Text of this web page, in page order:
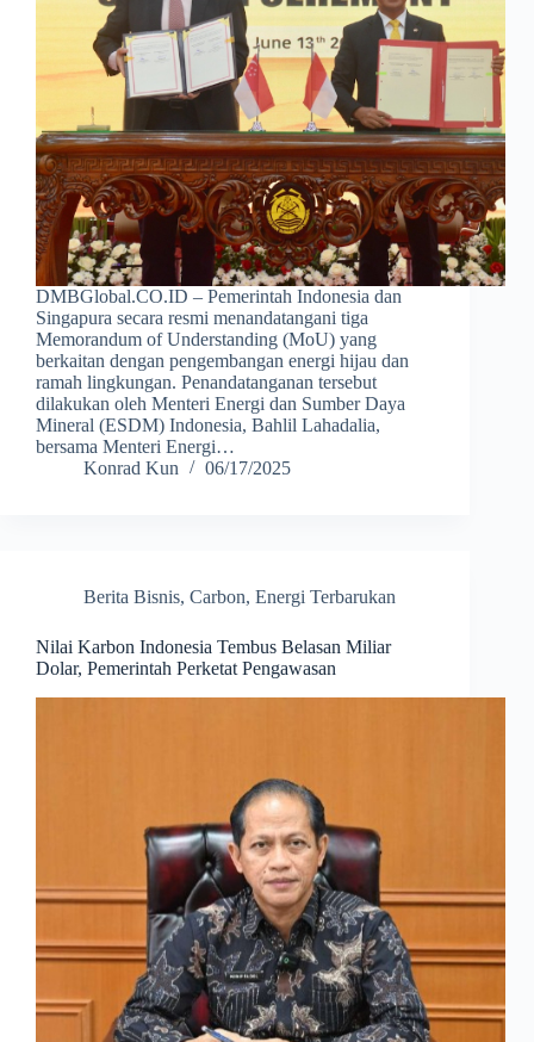
DMBGlobal.CO.ID – Pemerintah Indonesia dan
Singapura secara resmi menandatangani tiga
Memorandum of Understanding (MoU) yang
berkaitan dengan pengembangan energi hijau dan
ramah lingkungan. Penandatanganan tersebut
dilakukan oleh Menteri Energi dan Sumber Daya
Mineral (ESDM) Indonesia, Bahlil Lahadalia,
bersama Menteri Energi…
Konrad Kun
06/17/2025
Berita Bisnis, Carbon, Energi Terbarukan
Nilai Karbon Indonesia Tembus Belasan Miliar
Dolar, Pemerintah Perketat Pengawasan